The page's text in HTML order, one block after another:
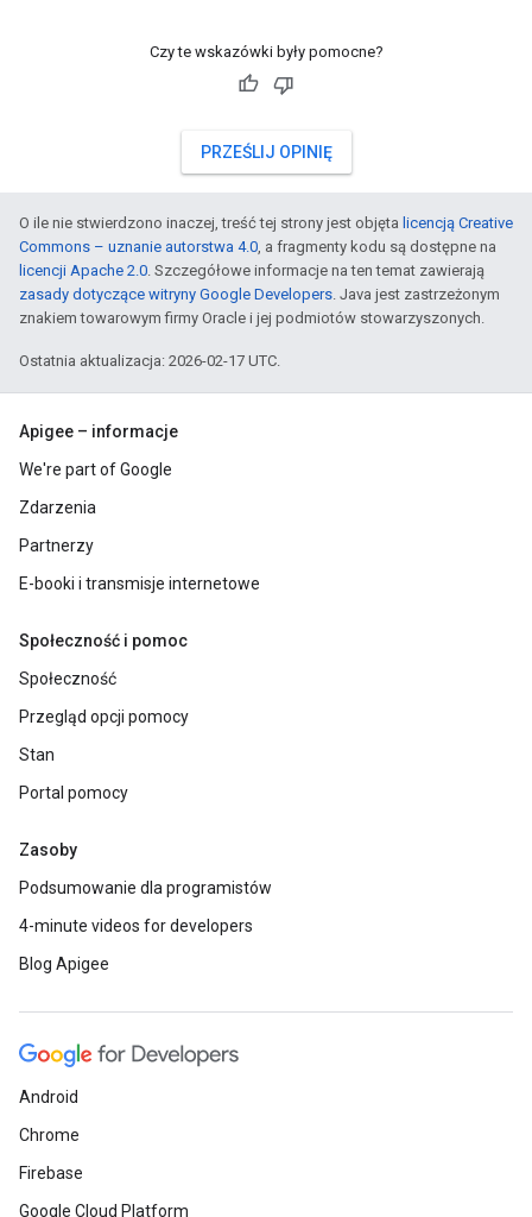
Czy te wskazówki były pomocne?
PRZEŚLIJ OPINIĘ
O ile nie stwierdzono inaczej, treść tej strony jest objęta licencją Creative
Commons – uznanie autorstwa 4.0, a fragmenty kodu są dostępne na
licencji Apache 2.0. Szczegółowe informacje na ten temat zawierają
zasady dotyczące witryny Google Developers. Java jest zastrzeżonym
znakiem towarowym firmy Oracle i jej podmiotów stowarzyszonych.
Ostatnia aktualizacja: 2026-02-17 UTC.
Apigee – informacje
We're part of Google
Zdarzenia
Partnerzy
E-booki i transmisje internetowe
Społeczność i pomoc
Społeczność
Przegląd opcji pomocy
Stan
Portal pomocy
Zasoby
Podsumowanie dla programistów
4-minute videos for developers
Blog Apigee
Android
Chrome
Firebase
Google Cloud Platform